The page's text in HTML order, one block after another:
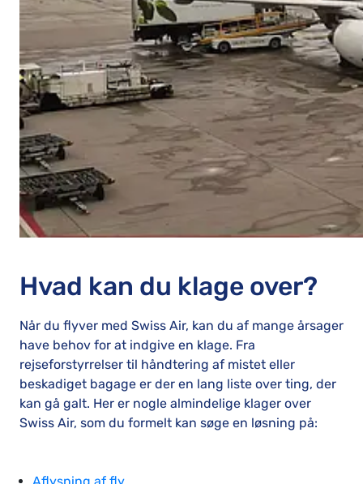
Hvad kan du klage over?
Når du flyver med Swiss Air, kan du af mange årsager
have behov for at indgive en klage. Fra
rejseforstyrrelser til håndtering af mistet eller
beskadiget bagage er der en lang liste over ting, der
kan gå galt. Her er nogle almindelige klager over
Swiss Air, som du formelt kan søge en løsning på: